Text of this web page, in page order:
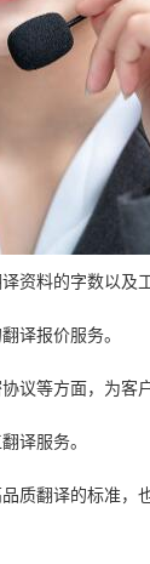
资料的字数以及
译报价服务。
议等方面，为客
译服务。
质翻译的标准，